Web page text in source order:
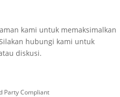
kami untuk memaksimalkan
hubungi kami untuk
diskusi.
Party Compliant